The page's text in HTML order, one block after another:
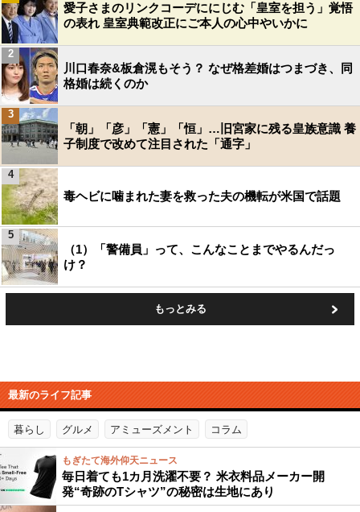
愛子さまのリンクコーデににじむ「皇室を担う」覚悟
の表れ 皇室典範改正にご本人の心中やいかに
川口春奈&板倉滉もそう？ なぜ格差婚はつまづき、同
格婚は続くのか
2
「朝」「彦」「憲」「恒」…旧宮家に残る皇族意識 養
子制度で改めて注目された「通字」
3
毒ヘビに噛まれた妻を救った夫の機転が米国で話題
4
（1）「警備員」って、こんなことまでやるんだっ
け？
5
もっとみる
最新のライフ記事
暮らし グルメ アミューズメント コラム
もぎたて海外仰天ニュース
毎日着ても1カ月洗濯不要？ 米衣料品メーカー開
発“奇跡のTシャツ”の秘密は生地にあり